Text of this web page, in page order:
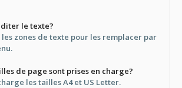
le texte?
les zones de texte pour les remplacer par
de page sont prises en charge?
les tailles A4 et US Letter.